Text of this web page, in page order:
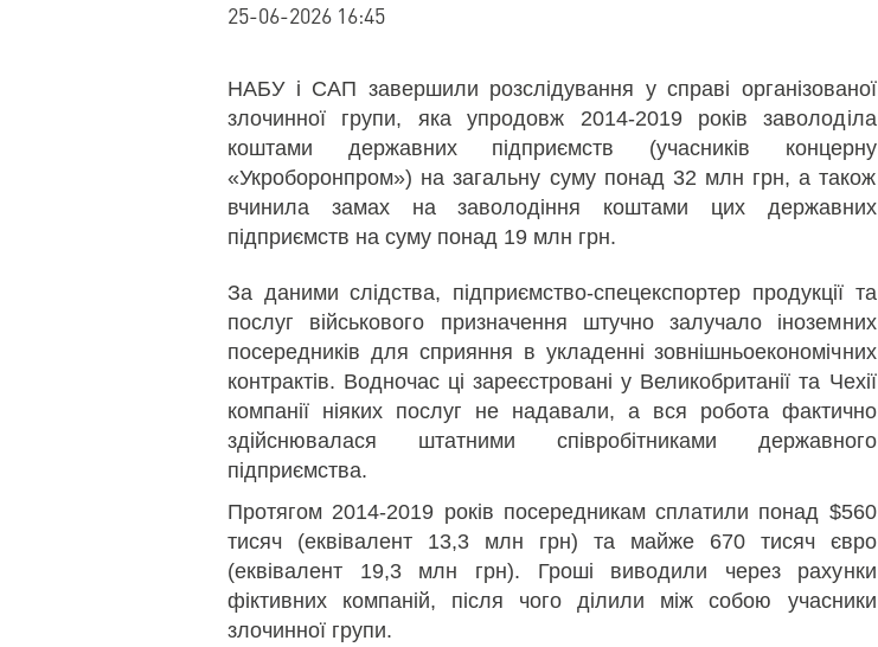
25-06-2026 16:45
НАБУ і САП завершили розслідування у справі організованої
злочинної групи, яка упродовж 2014-2019 років заволоділа
коштами державних підприємств (учасників концерну
«Укроборонпром») на загальну суму понад 32 млн грн, а також
вчинила замах на заволодіння коштами цих державних
підприємств на суму понад 19 млн грн.
За даними слідства, підприємство-спецекспортер продукції та
послуг військового призначення штучно залучало іноземних
посередників для сприяння в укладенні зовнішньоекономічних
контрактів. Водночас ці зареєстровані у Великобританії та Чехії
компанії ніяких послуг не надавали, а вся робота фактично
здійснювалася штатними співробітниками державного
підприємства.
Протягом 2014-2019 років посередникам сплатили понад $560
тисяч (еквівалент 13,3 млн грн) та майже 670 тисяч євро
(еквівалент 19,3 млн грн). Гроші виводили через рахунки
фіктивних компаній, після чого ділили між собою учасники
злочинної групи.